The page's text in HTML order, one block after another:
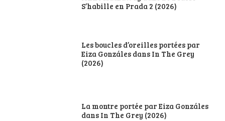
S’habille en Prada 2 (2026)
Les boucles d’oreilles portées par
Eiza Gonzáles dans In The Grey
(2026)
La montre portée par Eiza Gonzáles
dans In The Grey (2026)